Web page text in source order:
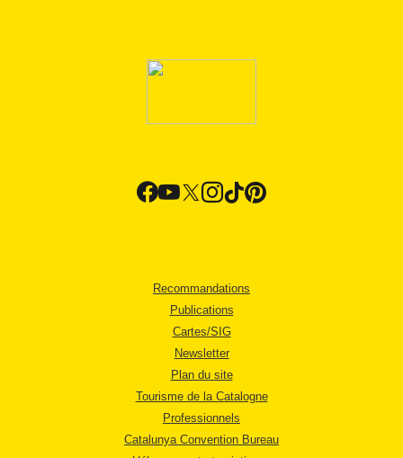
Recommandations
Publications
Cartes/SIG
Newsletter
Plan du site
Tourisme de la Catalogne
Professionnels
Catalunya Convention Bureau